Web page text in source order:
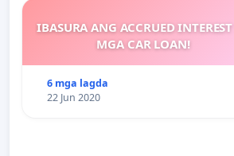
IBASURA ANG ACCRUED
MGA CAR LOAN!
6 mga lagda
22 Jun 2020